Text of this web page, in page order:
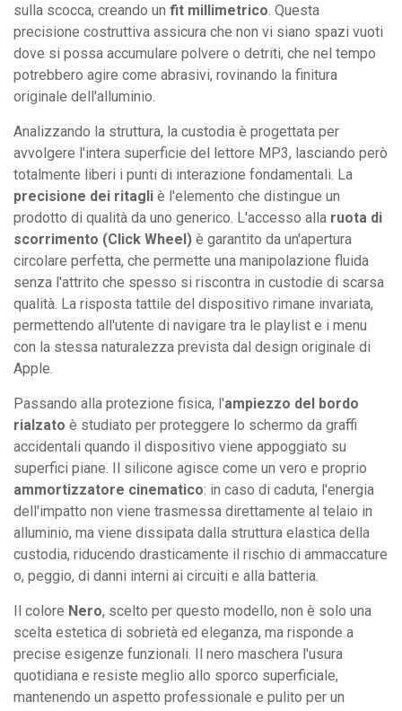
sulla scocca, creando un fit millimetrico . Questa
precisione costruttiva assicura che non vi siano spazi vuoti
dove si possa accumulare polvere o detriti, che nel tempo
potrebbero agire come abrasivi, rovinando la finitura
originale dell'alluminio.
Analizzando la struttura, la custodia è progettata per
avvolgere l'intera superficie del lettore MP3, lasciando però
totalmente liberi i punti di interazione fondamentali. La
precisione dei ritagli è l'elemento che distingue un
prodotto di qualità da uno generico. L'accesso alla ruota di
scorrimento (Click Wheel) è garantito da un'apertura
circolare perfetta, che permette una manipolazione fluida
senza l'attrito che spesso si riscontra in custodie di scarsa
qualità. La risposta tattile del dispositivo rimane invariata,
permettendo all'utente di navigare tra le playlist e i menu
con la stessa naturalezza prevista dal design originale di
Apple.
Passando alla protezione fisica, l'ampiezzo del bordo
rialzato è studiato per proteggere lo schermo da graffi
accidentali quando il dispositivo viene appoggiato su
superfici piane. Il silicone agisce come un vero e proprio
ammortizzatore cinematico: in caso di caduta, l'energia
dell'impatto non viene trasmessa direttamente al telaio in
alluminio, ma viene dissipata dalla struttura elastica della
custodia, riducendo drasticamente il rischio di ammaccature
o, peggio, di danni interni ai circuiti e alla batteria.
Il colore Nero, scelto per questo modello, non è solo una
scelta estetica di sobrietà ed eleganza, ma risponde a
precise esigenze funzionali. Il nero maschera l'usura
quotidiana e resiste meglio allo sporco superficiale,
mantenendo un aspetto professionale e pulito per un